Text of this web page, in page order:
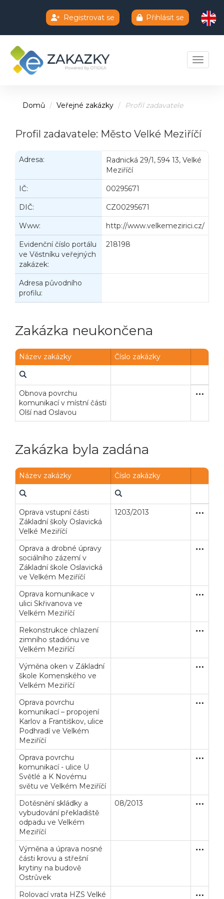
Registrovat se Přihlásit se
Toggle
Domů Veřejné zakázky Profil zadavatele
Profil zadavatele: Město Velké Meziříčí
Adresa:
Radnická 29/1, 594 13, Velké
Meziříčí
IČ: 00295671
DIČ: CZ00295671
Www: http://www.velkemezirici.cz/
Evidenční číslo portálu
ve Věstníku veřejných
zakázek:
218198
Adresa původního
profilu:
Zakázka neukončena
Název zakázky Číslo zakázky
Obnova povrchu
komunikací v místní části
Olší nad Oslavou
Zakázka byla zadána
Název zakázky Číslo zakázky
Oprava vstupní části
Základní školy Oslavická
Velké Meziříčí
1203/2013
Oprava a drobné úpravy
sociálního zázemí v
Základní škole Oslavická
ve Velkém Meziříčí
Oprava komunikace v
ulici Skřivanova ve
Velkém Meziříčí
Rekonstrukce chlazení
zimního stadiónu ve
Velkém Meziříčí
Výměna oken v Základní
škole Komenského ve
Velkém Meziříčí
Oprava povrchu
komunikací – propojení
Karlov a Františkov, ulice
Podhradí ve Velkém
Meziříčí
Oprava povrchu
komunikací - ulice U
Světlé a K Novému
světu ve Velkém Meziříčí
Dotěsnění skládky a
vybudování překladiště
odpadu ve Velkém
Meziříčí
08/2013
Výměna a úprava nosné
části krovu a střešní
krytiny na budově
Ostrůvek
Rolovací vrata HZS Velké
Chatbot e-zakazky